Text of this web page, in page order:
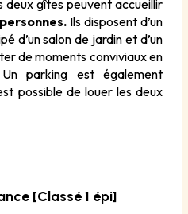
gîtes peuvent accueillir
Ils disposent d’un
d’un salon de jardin et d’un
de moments conviviaux en
parking est également
possible de louer les deux
[Classé 1 épi]